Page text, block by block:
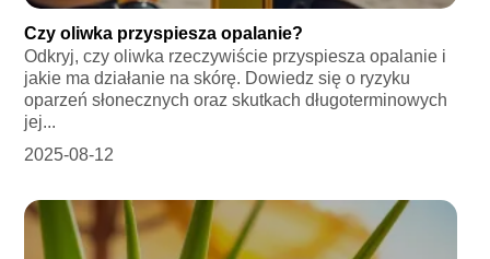
Czy oliwka przyspiesza opalanie?
Odkryj, czy oliwka rzeczywiście przyspiesza opalanie i
jakie ma działanie na skórę. Dowiedz się o ryzyku
oparzeń słonecznych oraz skutkach długoterminowych
jej...
2025-08-12